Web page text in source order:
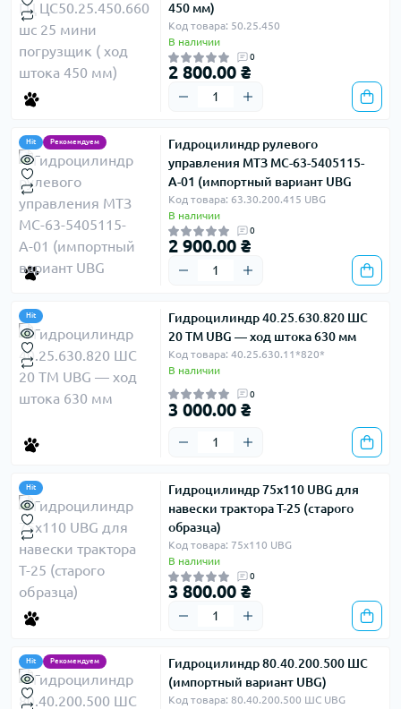
450 мм)
Код товара: 50.25.450
В наличии
0
2 800.00 ₴
Hit Рекомендуем
Гидроцилиндр рулевого
управления МТЗ МС-63-5405115-
А-01 (импортный вариант UBG
Код товара: 63.30.200.415 UBG
В наличии
0
2 900.00 ₴
Hit
Гидроцилиндр 40.25.630.820 ШС
20 ТМ UBG — ход штока 630 мм
Код товара: 40.25.630.11*820*
В наличии
0
3 000.00 ₴
Hit
Гидроцилиндр 75х110 UBG для
навески трактора Т-25 (старого
образца)
Код товара: 75х110 UBG
В наличии
0
3 800.00 ₴
Hit Рекомендуем
Гидроцилиндр 80.40.200.500 ШС
(импортный вариант UBG)
Код товара: 80.40.200.500 ШС UBG